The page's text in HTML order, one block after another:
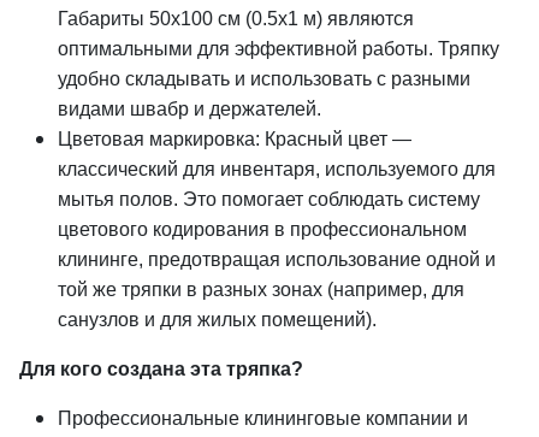
Габариты 50х100 см (0.5х1 м) являются
оптимальными для эффективной работы. Тряпку
удобно складывать и использовать с разными
видами швабр и держателей.
Цветовая маркировка: Красный цвет —
классический для инвентаря, используемого для
мытья полов. Это помогает соблюдать систему
цветового кодирования в профессиональном
клининге, предотвращая использование одной и
той же тряпки в разных зонах (например, для
санузлов и для жилых помещений).
Для кого создана эта тряпка?
Профессиональные клининговые компании и